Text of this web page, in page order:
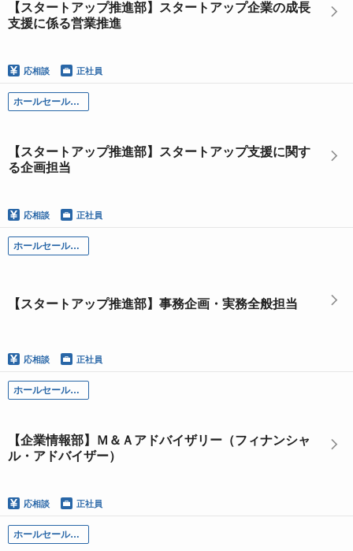
【スタートアップ推進部】スタートアップ企業の成長
支援に係る営業推進
応相談 正社員
ホールセール部門
【スタートアップ推進部】スタートアップ支援に関す
る企画担当
応相談 正社員
ホールセール部門
【スタートアップ推進部】事務企画・実務全般担当
応相談 正社員
ホールセール部門
【企業情報部】Ｍ＆Ａアドバイザリー（フィナンシャ
ル・アドバイザー）
応相談 正社員
ホールセール部門